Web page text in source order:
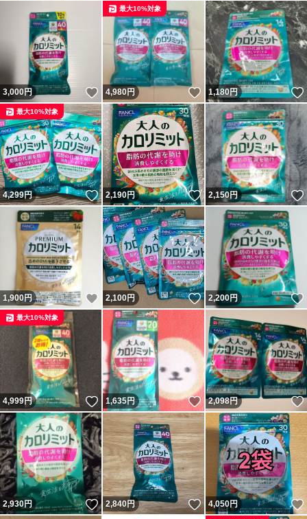
3,000円 いいね！
4,980円 いいね！
最大10%対象
1,180円
4,299円 いいね！
最大10%対象
2,190円 いいね！
2,150円
1,900円 いいね！
2,100円 いいね！
2,200円
4,999円 いいね！
最大10%対象
1,635円 いいね！
2,098円
2,930円 いいね！
2,840円 いいね！
4,050円